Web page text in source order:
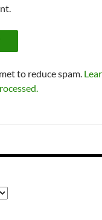
to reduce spam.